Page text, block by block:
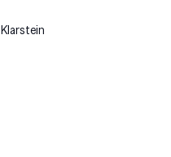
Klarstein